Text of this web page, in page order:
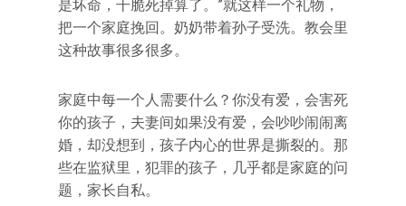
是坏命，干脆死掉算了。”就这样一个礼物，
把一个家庭挽回。奶奶带着孙子受洗。教会里
这种故事很多很多。
家庭中每一个人需要什么？你没有爱，会害死
你的孩子，夫妻间如果没有爱，会吵吵闹闹离
婚，却没想到，孩子内心的世界是撕裂的。那
些在监狱里，犯罪的孩子，几乎都是家庭的问
题，家长自私。